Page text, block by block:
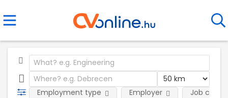
Employment type Employer Job